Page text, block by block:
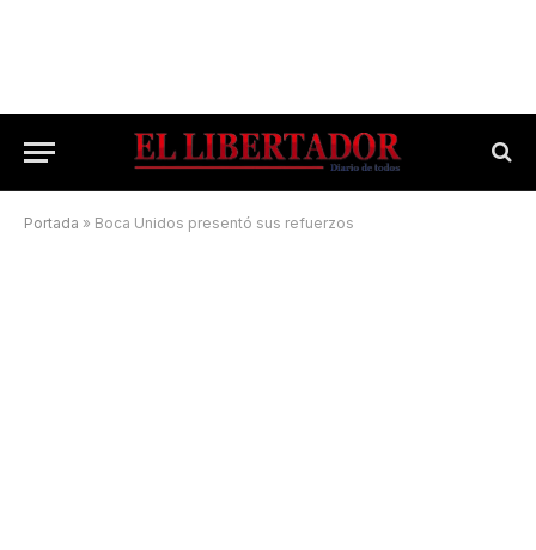
Portada » Boca Unidos presentó sus refuerzos